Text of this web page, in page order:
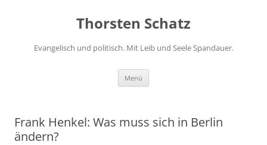
Thorsten Schatz
Evangelisch und politisch. Mit Leib und Seele Spandauer.
Menü
Frank Henkel: Was muss sich in Berlin
ändern?